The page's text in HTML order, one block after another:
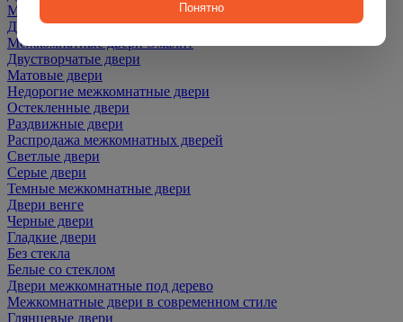
Межкомнатные двери ПЭТ
Двери со скидкой
Межкомнатные двери Эмалит
Двустворчатые двери
Матовые двери
Недорогие межкомнатные двери
Остекленные двери
Раздвижные двери
Распродажа межкомнатных дверей
Светлые двери
Серые двери
Темные межкомнатные двери
Двери венге
Черные двери
Гладкие двери
Без стекла
Белые со стеклом
Двери межкомнатные под дерево
Межкомнатные двери в современном стиле
Глянцевые двери
Понятно